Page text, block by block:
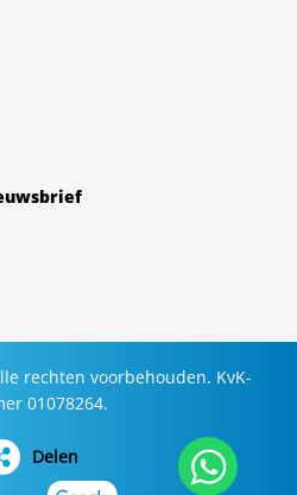
rechten voorbehouden. KvK-
01078264.
Delen